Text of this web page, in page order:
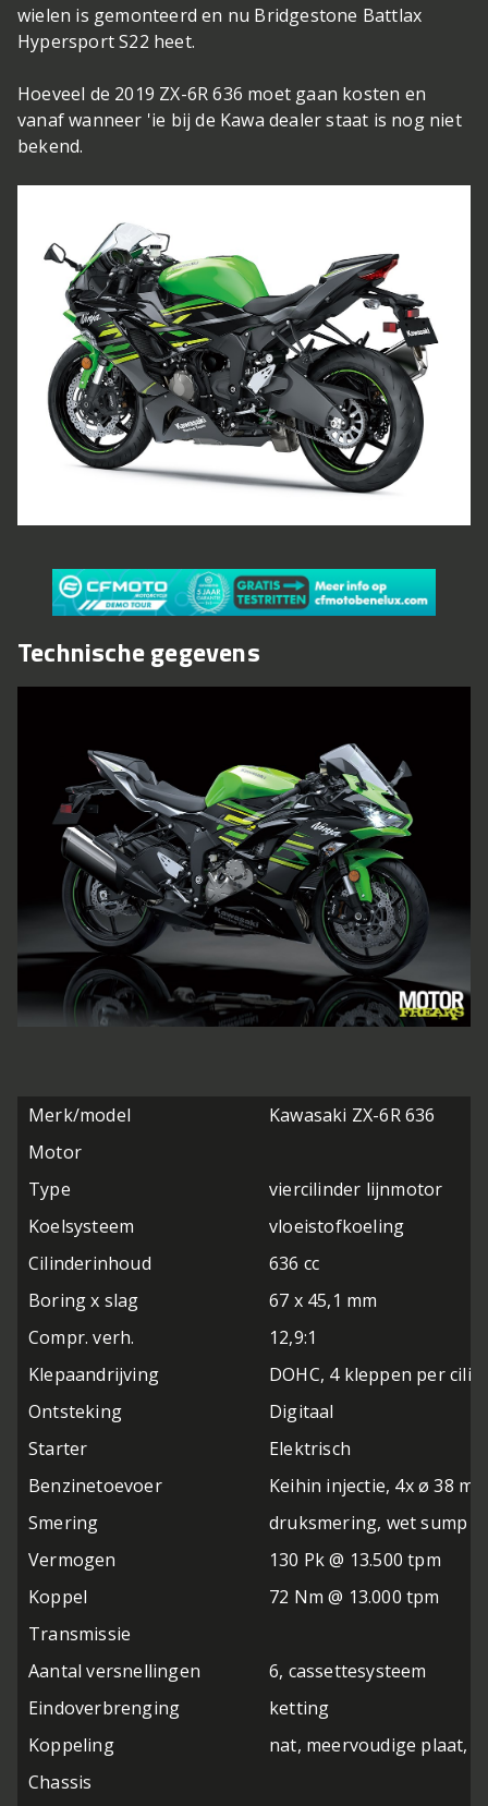
wielen is gemonteerd en nu Bridgestone Battlax
Hypersport S22 heet.
Hoeveel de 2019 ZX-6R 636 moet gaan kosten en
vanaf wanneer 'ie bij de Kawa dealer staat is nog niet
bekend.
Technische gegevens
Merk/model
Kawasaki ZX-6R 636
Motor
Type
viercilinder lijnmotor
Koelsysteem
vloeistofkoeling
Cilinderinhoud
636 cc
Boring x slag
67 x 45,1 mm
Compr. verh.
12,9:1
Klepaandrijving
DOHC, 4 kleppen per
Ontsteking
Digitaal
Starter
Elektrisch
Benzinetoevoer
Keihin injectie, 4x ø 38
Smering
druksmering, wet sump
Vermogen
130 Pk @ 13.500 tpm
Koppel
72 Nm @ 13.000 tpm
Transmissie
Aantal versnellingen
6, cassettesysteem
Eindoverbrenging
ketting
Koppeling
nat, meervoudige plaat,
Chassis